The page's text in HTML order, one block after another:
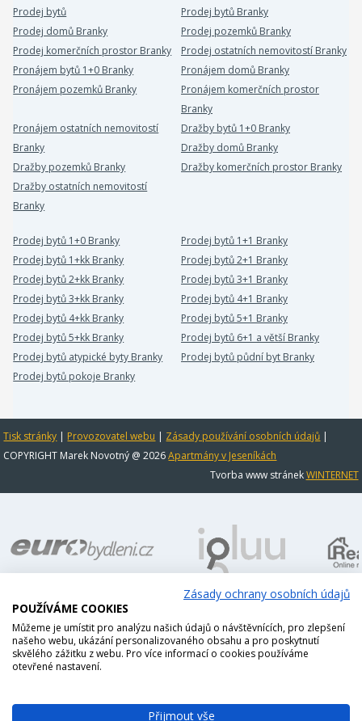
Prodej bytů
Prodej bytů Branky
Prodej domů Branky
Prodej pozemků Branky
Prodej komerčních prostor Branky
Prodej ostatních nemovitostí Branky
Pronájem bytů 1+0 Branky
Pronájem domů Branky
Pronájem pozemků Branky
Pronájem komerčních prostor
Branky
Pronájem ostatních nemovitostí
Branky
Dražby bytů 1+0 Branky
Dražby domů Branky
Dražby pozemků Branky
Dražby komerčních prostor Branky
Dražby ostatních nemovitostí
Branky
Prodej bytů 1+0 Branky
Prodej bytů 1+1 Branky
Prodej bytů 1+kk Branky
Prodej bytů 2+1 Branky
Prodej bytů 2+kk Branky
Prodej bytů 3+1 Branky
Prodej bytů 3+kk Branky
Prodej bytů 4+1 Branky
Prodej bytů 4+kk Branky
Prodej bytů 5+1 Branky
Prodej bytů 5+kk Branky
Prodej bytů 6+1 a větší Branky
Prodej bytů atypické byty Branky
Prodej bytů půdní byt Branky
Prodej bytů pokoje Branky
Tisk stránky | Provozovatel webu | Zásady používání osobních údajů |
COPYRIGHT Marek Novotný @ 2026Apartmány v Jeseníkách
Tvorba www stránekWINTERNET
Zásady ochrany osobních údajů
POUŽÍVÁME COOKIES
Můžeme je umístit pro analýzu našich údajů o návštěvnících, pro zlepšení
našeho webu, ukázání personalizovaného obsahu a pro poskytnutí
skvělého zážitku z webu. Pro více informací o cookies používáme
otevřené nastavení.
Přijmout vše